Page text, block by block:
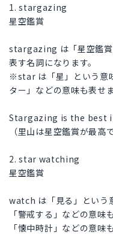
1. stargazing
星空鑑賞
stargazing は「星空鑑賞
表す名詞になります。
※star は「星」という意
ター」などの意味も表せま
Stargazing is the best
（里山は星空鑑賞が最高
2. star watching
星空鑑賞
watch は「見る」という
「警戒する」などの意味
「懐中時計」などの意味